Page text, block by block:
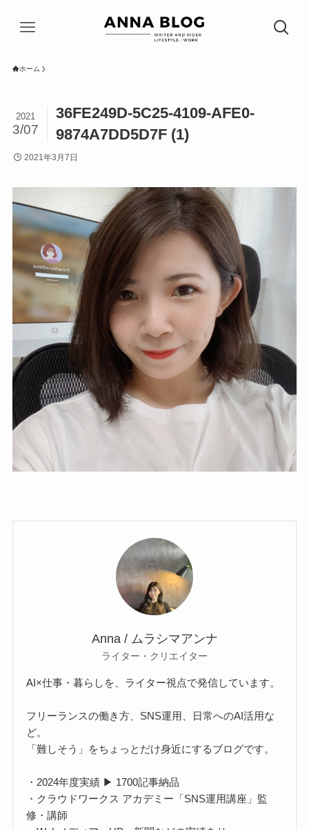
ホーム
36FE249D-5C25-4109-AFE0-
9874A7DD5D7F (1)
2021
3/07
2021年3月7日
Anna / ムラシマアンナ
ライター・クリエイター
AI×仕事・暮らしを、ライター視点で発信しています。
フリーランスの働き方、SNS運用、日常へのAI活用な
ど。
「難しそう」をちょっとだけ身近にするブログです。
・2024年度実績 ▶ 1700記事納品
・クラウドワークス アカデミー「SNS運用講座」監
修・講師